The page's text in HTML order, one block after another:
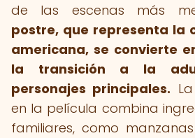
de las escenas más
postre, que representa la
americana, se convierte
la transición a la
personajes principales.
en la película combina
familiares, como